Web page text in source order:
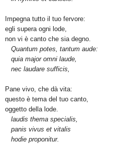
Impegna tutto il tuo fervore:
egli supera ogni lode,
non vi è canto che sia degno.
Quantum potes, tantum aude:
quia major omni laude,
nec laudare sufficis,
Pane vivo, che dà vita:
questo è tema del tuo canto,
oggetto della lode.
laudis thema specialis,
panis vivus et vitalis
hodie proponitur.